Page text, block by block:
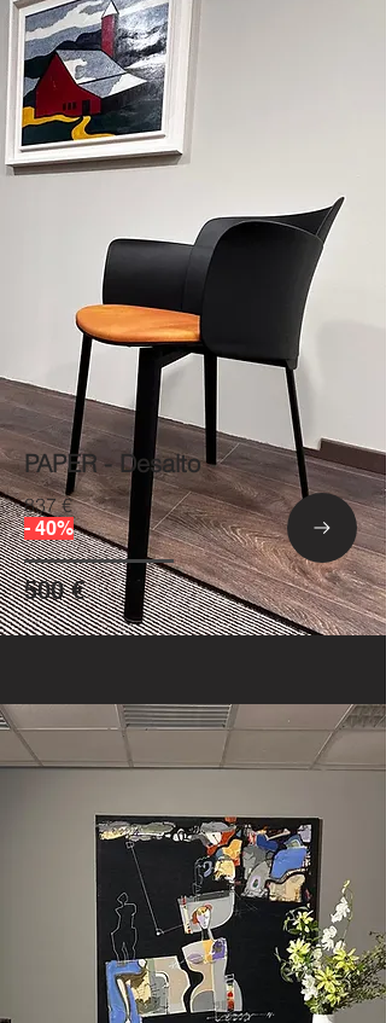
PAPER - Desalto
837 €
- 40%
500 €